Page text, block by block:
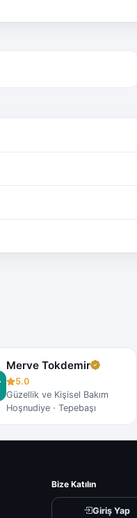
Merve Tokdemir
5.0
Güzellik ve Kişisel Bakım
Hoşnudiye · Tepebaşı
Bize Katılın
Giriş Yap